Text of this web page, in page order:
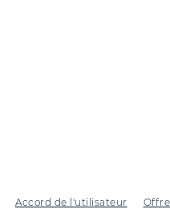
Accord de l'utilisateur Offre